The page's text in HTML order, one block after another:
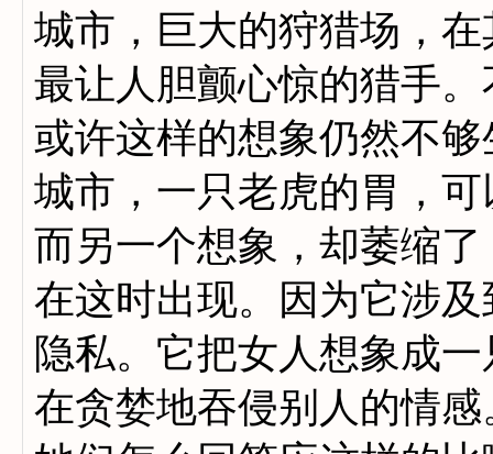
城市，巨大的狩猎场，
最让人胆颤心惊的猎手。
或许这样的想象仍然不够
城市，一只老虎的胃，
而另一个想象，却萎缩
在这时出现。因为它涉
隐私。它把女人想象成
在贪婪地吞侵别人的情